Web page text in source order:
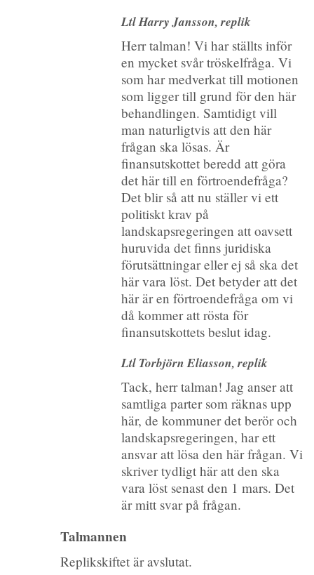
Ltl Harry Jansson, replik
Herr talman! Vi har ställts inför
en mycket svår tröskelfråga. Vi
som har medverkat till motionen
som ligger till grund för den här
behandlingen. Samtidigt vill
man naturligtvis att den här
frågan ska lösas. Är
finansutskottet beredd att göra
det här till en förtroendefråga?
Det blir så att nu ställer vi ett
politiskt krav på
landskapsregeringen att oavsett
huruvida det finns juridiska
förutsättningar eller ej så ska det
här vara löst. Det betyder att det
här är en förtroendefråga om vi
då kommer att rösta för
finansutskottets beslut idag.
Ltl Torbjörn Eliasson, replik
Tack, herr talman! Jag anser att
samtliga parter som räknas upp
här, de kommuner det berör och
landskapsregeringen, har ett
ansvar att lösa den här frågan. Vi
skriver tydligt här att den ska
vara löst senast den 1 mars. Det
är mitt svar på frågan.
Talmannen
Replikskiftet är avslutat.